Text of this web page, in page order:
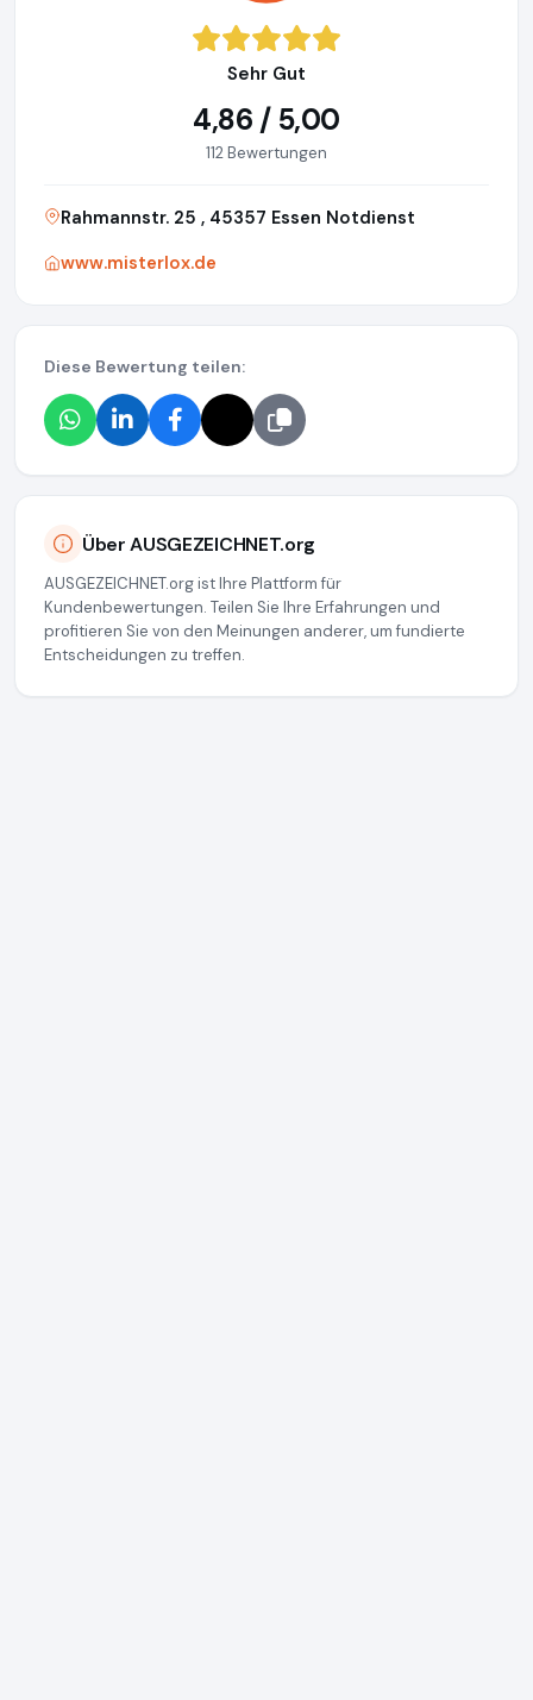
Sehr Gut
4,86 / 5,00
112 Bewertungen
Rahmannstr. 25 , 45357 Essen Notdienst
www.misterlox.de
Diese Bewertung teilen:
Über AUSGEZEICHNET.org
AUSGEZEICHNET.org ist Ihre Plattform für
Kundenbewertungen. Teilen Sie Ihre Erfahrungen und
profitieren Sie von den Meinungen anderer, um fundierte
Entscheidungen zu treffen.